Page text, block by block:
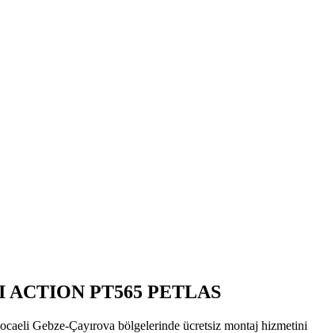
ACTION PT565 PETLAS
Gebze-Çayırova bölgelerinde ücretsiz montaj hizmetini